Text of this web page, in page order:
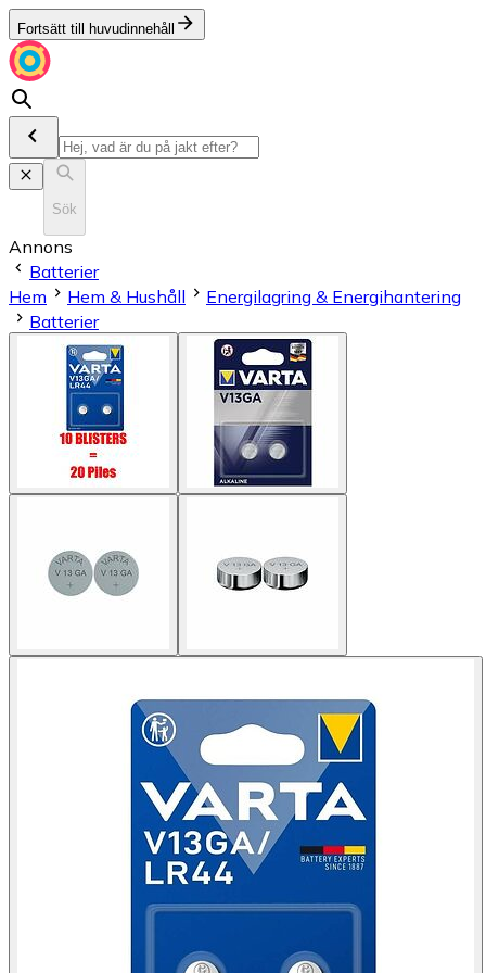
Fortsätt till huvudinnehåll
Sök
Annons
Batterier
Hem
Hem & Hushåll
Energilagring & Energihantering
Batterier